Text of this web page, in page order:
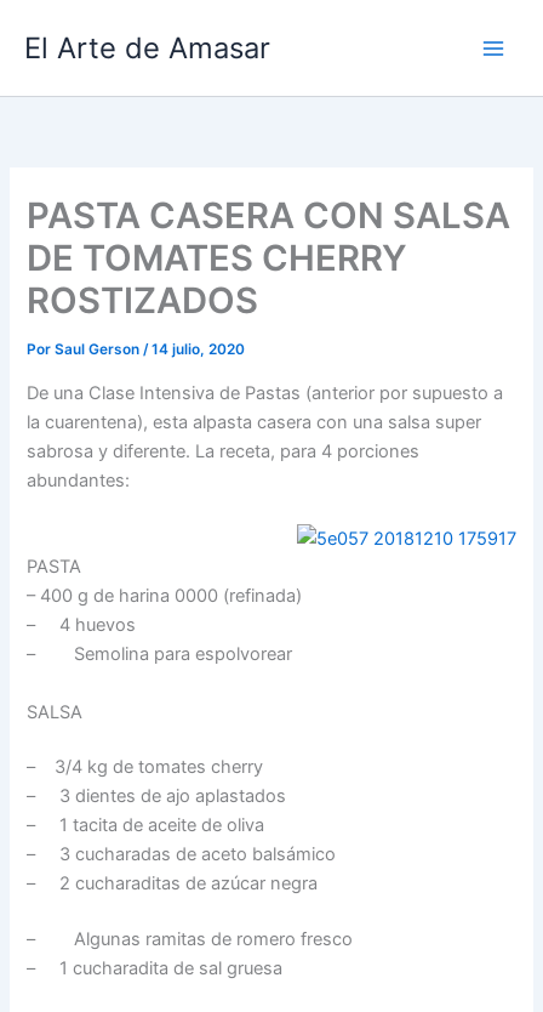
El Arte de Amasar
PASTA CASERA CON SALSA
DE TOMATES CHERRY
ROSTIZADOS
PorSaul Gerson/14 julio, 2020
De una Clase Intensiva de Pastas (anterior por supuesto a
la cuarentena), esta alpasta casera con una salsa super
sabrosa y diferente. La receta, para 4 porciones
abundantes:
PASTA
– 400 g de harina 0000 (refinada)
– 4 huevos
– Semolina para espolvorear
SALSA
– 3/4 kg de tomates cherry
– 3 dientes de ajo aplastados
– 1 tacita de aceite de oliva
– 3 cucharadas de aceto balsámico
– 2 cucharaditas de azúcar negra
– Algunas ramitas de romero fresco
– 1 cucharadita de sal gruesa